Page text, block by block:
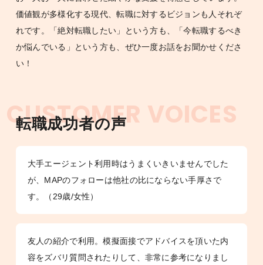
価値観が多様化する現代、転職に対するビジョンも人それぞ
れです。「絶対転職したい」という方も、「今転職するべき
か悩んでいる」という方も、ぜひ一度お話をお聞かせくださ
い！
CUSTOMER VOICES
転職成功者の声
大手エージェント利用時はうまくいきいませんでした
が、MAPのフォローは他社の比にならない手厚さで
す。（29歳/女性）
友人の紹介で利用。模擬面接でアドバイスを頂いた内
容をズバリ質問されたりして、非常に参考になりまし